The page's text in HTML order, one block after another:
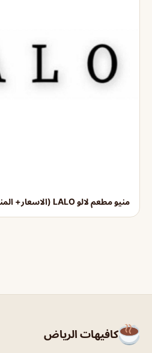
منيو مطعم لالو LALO (الاسعار+ المنيو+ الموقع)
كافيهات الرياض